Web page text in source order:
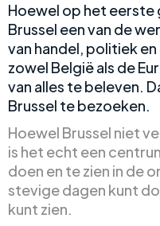
Hoewel op het
Brussel een van de
van handel, politiek
zowel België als de
van alles te beleven.
Brussel te bezoeken.
Hoewel Brussel niet
is het echt een
doen en te zien in de
stevige dagen kunt
kunt zien.